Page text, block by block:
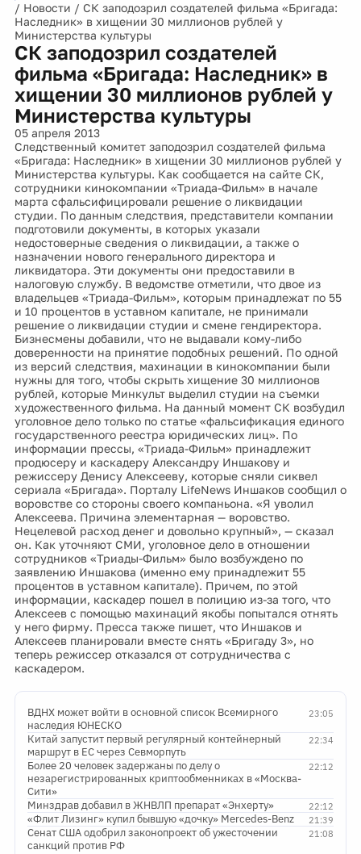
/ Новости / СК заподозрил создателей фильма «Бригада:
Наследник» в хищении 30 миллионов рублей у
Министерства культуры
СК заподозрил создателей
фильма «Бригада: Наследник» в
хищении 30 миллионов рублей у
Министерства культуры
05 апреля 2013
Следственный комитет заподозрил создателей фильма
«Бригада: Наследник» в хищении 30 миллионов рублей у
Министерства культуры. Как сообщается на сайте СК,
сотрудники кинокомпании «Триада-Фильм» в начале
марта сфальсифицировали решение о ликвидации
студии. По данным следствия, представители компании
подготовили документы, в которых указали
недостоверные сведения о ликвидации, а также о
назначении нового генерального директора и
ликвидатора. Эти документы они предоставили в
налоговую службу. В ведомстве отметили, что двое из
владельцев «Триада-Фильм», которым принадлежат по 55
и 10 процентов в уставном капитале, не принимали
решение о ликвидации студии и смене гендиректора.
Бизнесмены добавили, что не выдавали кому-либо
доверенности на принятие подобных решений. По одной
из версий следствия, махинации в кинокомпании были
нужны для того, чтобы скрыть хищение 30 миллионов
рублей, которые Минкульт выделил студии на съемки
художественного фильма. На данный момент СК возбудил
уголовное дело только по статье «фальсификация единого
государственного реестра юридических лиц». По
информации прессы, «Триада-Фильм» принадлежит
продюсеру и каскадеру Александру Иншакову и
режиссеру Денису Алексееву, которые сняли сиквел
сериала «Бригада». Порталу LifeNews Иншаков сообщил о
воровстве со стороны своего компаньона. «Я уволил
Алексеева. Причина элементарная — воровство.
Нецелевой расход денег и довольно крупный», — сказал
он. Как уточняют СМИ, уголовное дело в отношении
сотрудников «Триады-Фильм» было возбуждено по
заявлению Иншакова (именно ему принадлежит 55
процентов в уставном капитале). Причем, по этой
информации, каскадер пошел в полицию из-за того, что
Алексеев с помощью махинаций якобы попытался отнять
у него фирму. Пресса также пишет, что Иншаков и
Алексеев планировали вместе снять «Бригаду 3», но
теперь режиссер отказался от сотрудничества с
каскадером.
23:05
ВДНХ может войти в основной список Всемирного
наследия ЮНЕСКО
22:34
Китай запустит первый регулярный контейнерный
маршрут в ЕС через Севморпуть
22:12
Более 20 человек задержаны по делу о
незарегистрированных криптообменниках в «Москва-
Сити»
22:12
Минздрав добавил в ЖНВЛП препарат «Энхерту»
21:39
«Флит Лизинг» купил бывшую «дочку» Mercedes-Benz
21:08
Сенат США одобрил законопроект об ужесточении
санкций против РФ